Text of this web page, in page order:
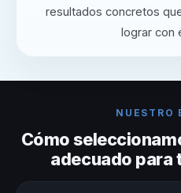
resultados concretos
lograr con
NUESTRO
Cómo
adecuado para